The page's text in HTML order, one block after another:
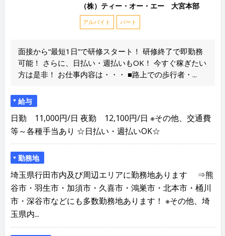
（株）ティー・オー・エー 大宮本部
アルバイト パート
面接から“最短1日”で研修スタート！ 研修終了で即勤務
可能！ さらに、日払い・週払いもOK！ 今すぐ稼ぎたい
方は是非！ お仕事内容は・・・ ■路上での歩行者・...
給与
日勤 11,000円/日 夜勤 12,100円/日 ※その他、交通費
等～各種手当あり ☆日払い・週払いOK☆
勤務地
埼玉県行田市内及び周辺エリアに勤務地あります ⇒熊
谷市・羽生市・加須市・久喜市・鴻巣市・北本市・桶川
市・深谷市などにも多数勤務地あります！ ※その他、埼
玉県内...